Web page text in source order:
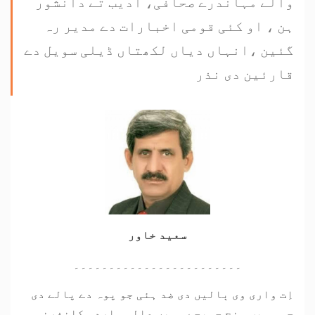
ہن ، او کئی قومی اخبارات دے مدیر رہ
گئین ،انہاں دیاں لکھتاں ڈیلی سویل دے
قارئین دی نذر
سعید خاور
۔۔۔۔۔۔۔۔۔۔۔۔۔۔۔۔۔۔۔۔۔۔۔۔
اِت واری وی ٻالیں دی ضد ہئی جو پوہ دے پالے دی